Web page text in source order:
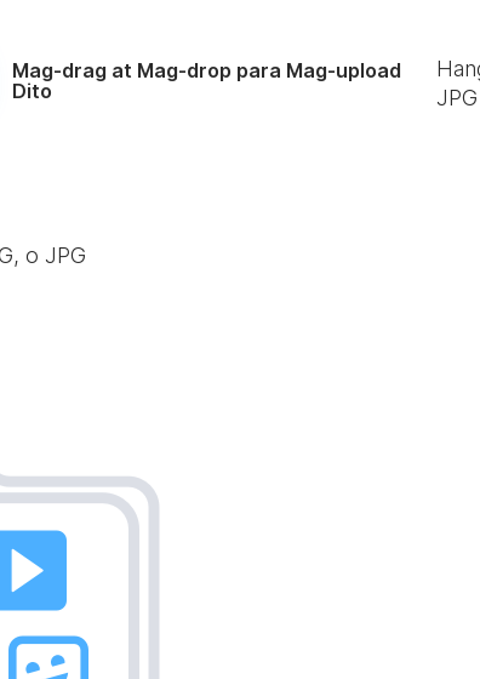
Mag-drag at Mag-drop para Mag-upload
Dito
JPG
o JPG